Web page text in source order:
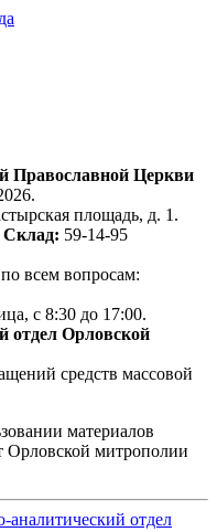
Православной Церкви
площадь, д. 1.
Склад: 59-14-95
всем вопросам:
с 8:30 до 17:00.
отдел Орловской
средств массовой
материалов
Орловской митрополии
отдел